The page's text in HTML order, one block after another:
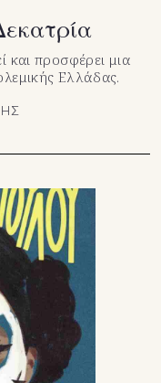
και προσφέρει μια
Ελλάδας.